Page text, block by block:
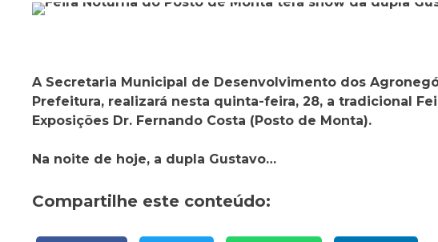
A Secretaria Municipal de Desenvolvimento dos
Prefeitura, realizará nesta quinta-feira, 28, a tradicional
Exposições Dr. Fernando Costa (Posto de Monta).
Na noite de hoje, a dupla Gustavo…
Compartilhe este conteúdo: